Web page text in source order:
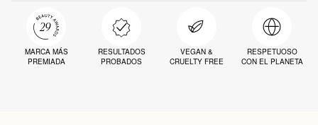
MARCA MÁS
PREMIADA
RESULTADOS
PROBADOS
VEGAN &
CRUELTY FREE
RESPETUOSO
CON EL PLANETA